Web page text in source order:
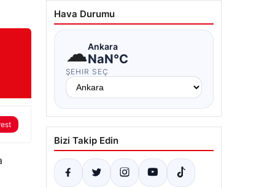
Hava Durumu
☁Ankara
NaN°C
ŞEHIR SEÇ
Bizi Takip Edin